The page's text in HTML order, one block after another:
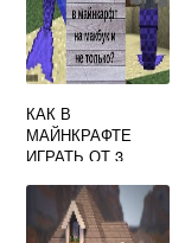
КАК В
МАЙНКРАФТЕ
ИГРАТЬ ОТ 3